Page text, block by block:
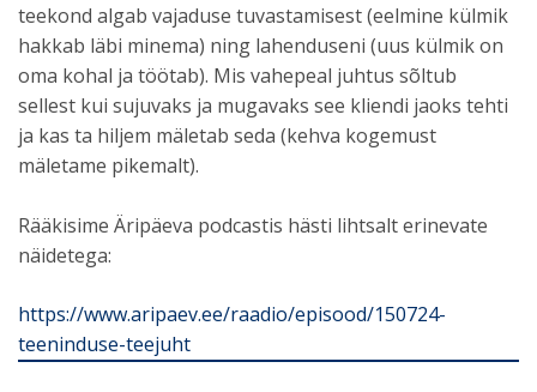
teekond algab vajaduse tuvastamisest (eelmine külmik
hakkab läbi minema) ning lahenduseni (uus külmik on
oma kohal ja töötab). Mis vahepeal juhtus sõltub
sellest kui sujuvaks ja mugavaks see kliendi jaoks tehti
ja kas ta hiljem mäletab seda (kehva kogemust
mäletame pikemalt).
Rääkisime Äripäeva podcastis hästi lihtsalt erinevate
näidetega:
https://www.aripaev.ee/raadio/episood/150724-
teeninduse-teejuht